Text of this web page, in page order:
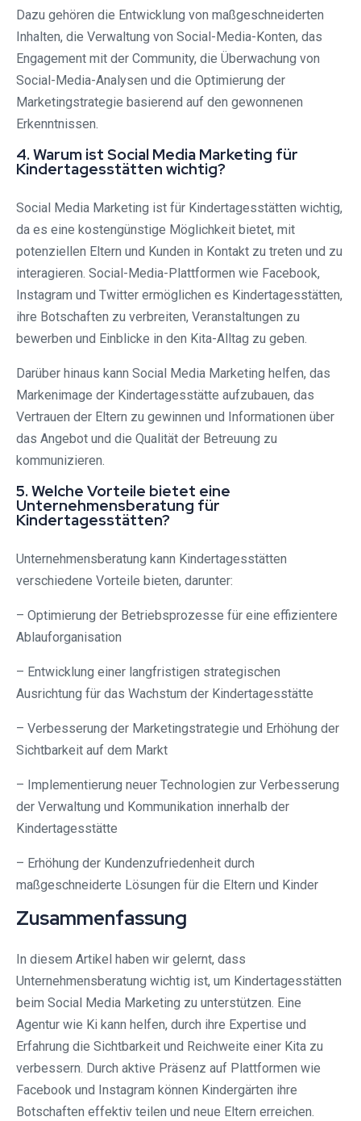
Dazu gehören die Entwicklung von maßgeschneiderten
Inhalten, die Verwaltung von Social-Media-Konten, das
Engagement mit der Community, die Überwachung von
Social-Media-Analysen und die Optimierung der
Marketingstrategie basierend auf den gewonnenen
Erkenntnissen.
4. Warum ist Social Media Marketing für
Kindertagesstätten wichtig?
Social Media Marketing ist für Kindertagesstätten wichtig,
da es eine kostengünstige Möglichkeit bietet, mit
potenziellen Eltern und Kunden in Kontakt zu treten und zu
interagieren. Social-Media-Plattformen wie Facebook,
Instagram und Twitter ermöglichen es Kindertagesstätten,
ihre Botschaften zu verbreiten, Veranstaltungen zu
bewerben und Einblicke in den Kita-Alltag zu geben.
Darüber hinaus kann Social Media Marketing helfen, das
Markenimage der Kindertagesstätte aufzubauen, das
Vertrauen der Eltern zu gewinnen und Informationen über
das Angebot und die Qualität der Betreuung zu
kommunizieren.
5. Welche Vorteile bietet eine
Unternehmensberatung für
Kindertagesstätten?
Unternehmensberatung kann Kindertagesstätten
verschiedene Vorteile bieten, darunter:
– Optimierung der Betriebsprozesse für eine effizientere
Ablauforganisation
– Entwicklung einer langfristigen strategischen
Ausrichtung für das Wachstum der Kindertagesstätte
– Verbesserung der Marketingstrategie und Erhöhung der
Sichtbarkeit auf dem Markt
– Implementierung neuer Technologien zur Verbesserung
der Verwaltung und Kommunikation innerhalb der
Kindertagesstätte
– Erhöhung der Kundenzufriedenheit durch
maßgeschneiderte Lösungen für die Eltern und Kinder
Zusammenfassung
In diesem Artikel haben wir gelernt, dass
Unternehmensberatung wichtig ist, um Kindertagesstätten
beim Social Media Marketing zu unterstützen. Eine
Agentur wie Ki kann helfen, durch ihre Expertise und
Erfahrung die Sichtbarkeit und Reichweite einer Kita zu
verbessern. Durch aktive Präsenz auf Plattformen wie
Facebook und Instagram können Kindergärten ihre
Botschaften effektiv teilen und neue Eltern erreichen.